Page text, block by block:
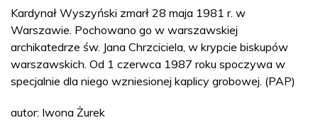
Kardynał Wyszyński zmarł 28 maja 1981 r. w
Warszawie. Pochowano go w warszawskiej
archikatedrze św. Jana Chrzciciela, w krypcie biskupów
warszawskich. Od 1 czerwca 1987 roku spoczywa w
specjalnie dla niego wzniesionej kaplicy grobowej. (PAP)
autor: Iwona Żurek